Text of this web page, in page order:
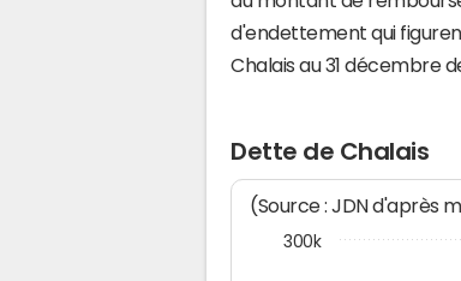
d'endettement qui
Chalais au 31 décembre
Dette de Chalais
(Source : JDN d'après
300k